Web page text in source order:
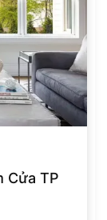
Cửa TP